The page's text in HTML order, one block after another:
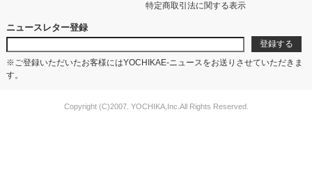
特定商取引法に関する表示
ニュースレター登録
※ご登録いただいたお客様にはYOCHIKAE-ニュースをお送りさせていただきま
す。
Copyright (C)2007. YOCHIKA,Inc.All Rights Reserved.